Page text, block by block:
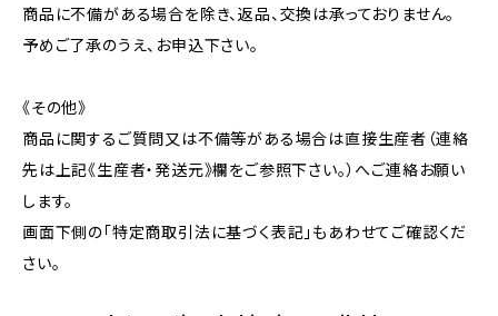
商品に不備がある場合を除き、返品、交換は承っておりません。
予めご了承のうえ、お申込下さい。
《その他》
商品に関するご質問又は不備等がある場合は直接生産者（連絡
先は上記《生産者・発送元》欄をご参照下さい。）へご連絡お願い
します。
画面下側の「特定商取引法に基づく表記」もあわせてご確認くだ
さい。